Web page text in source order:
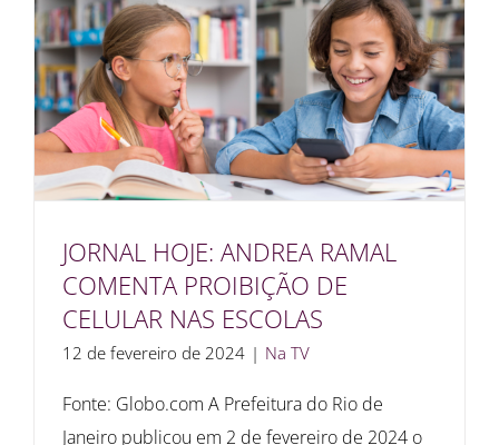
JORNAL HOJE: ANDREA RAMAL
COMENTA PROIBIÇÃO DE
CELULAR NAS ESCOLAS
12 de fevereiro de 2024 | Na TV
Fonte: Globo.com A Prefeitura do Rio de
Janeiro publicou em 2 de fevereiro de 2024 o